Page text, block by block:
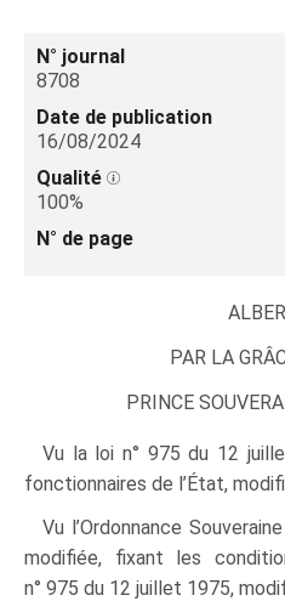
N° journal
8708
Date de publication
16/08/2024
Qualité
100%
N° de page
PAR LA
PRINCE
Vu la loi n° 975 du 12
fonctionnaires de l’État,
Vu l’Ordonnance
modifiée, fixant les
n° 975 du 12 juillet 1975,